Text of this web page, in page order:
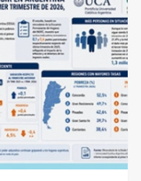
un
en
hasta Axion